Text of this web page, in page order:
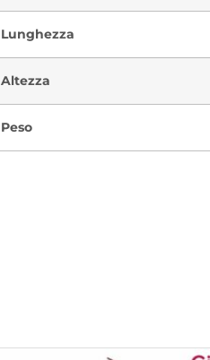
Lunghezza
Altezza
Peso